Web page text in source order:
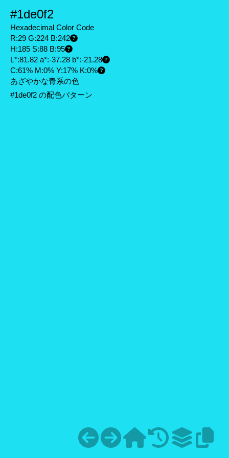
#1de0f2
Hexadecimal Color Code
R:29 G:224 B:242
H:185 S:88 B:95
L*:81.82 a*:-37.28 b*:-21.28
C:61% M:0% Y:17% K:0%
あざやかな青系の色
#1de0f2 の配色パターン